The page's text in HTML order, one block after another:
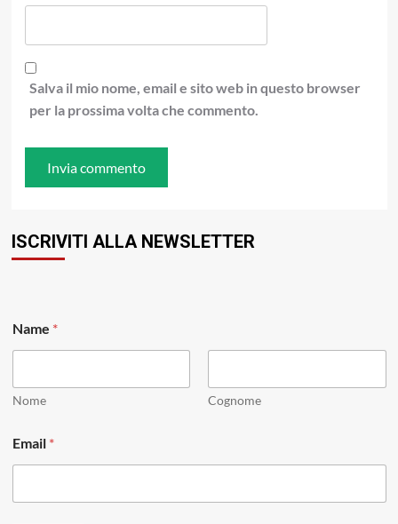
Salva il mio nome, email e sito web in questo browser
per la prossima volta che commento.
ISCRIVITI ALLA NEWSLETTER
Name *
Nome Cognome
m
a
l
Email *